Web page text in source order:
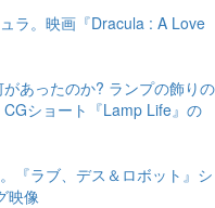
ラ。映画『Dracula : A Love
あったのか? ランプの飾りの
ショート『Lamp Life』の
『ラブ、デス＆ロボット』シ
映像